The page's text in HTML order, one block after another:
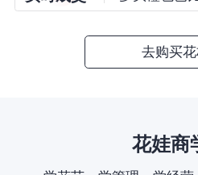
08-06 04:25
多头爱丽丝
08-06 04:25
包装纸触发
梦幻芭比（
08-06 04:25
去购买
花娃商